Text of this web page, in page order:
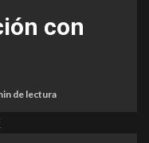
con
de lectura